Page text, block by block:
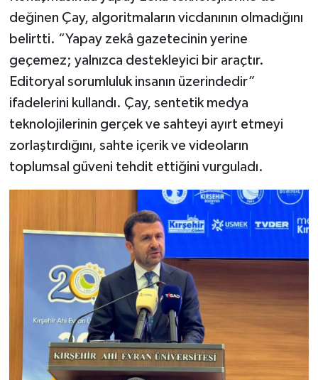
değinen Çay, algoritmaların vicdanının olmadığını
belirtti. “Yapay zekâ gazetecinin yerine
geçemez; yalnızca destekleyici bir araçtır.
Editoryal sorumluluk insanın üzerindedir”
ifadelerini kullandı. Çay, sentetik medya
teknolojilerinin gerçek ve sahteyi ayırt etmeyi
zorlaştırdığını, sahte içerik ve videoların
toplumsal güveni tehdit ettiğini vurguladı.